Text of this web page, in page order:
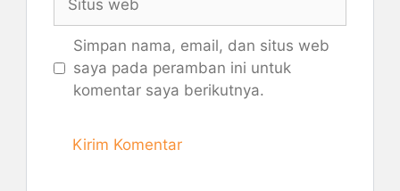
web
Simpan nama, email, dan situs web
saya pada peramban ini untuk
komentar saya berikutnya.